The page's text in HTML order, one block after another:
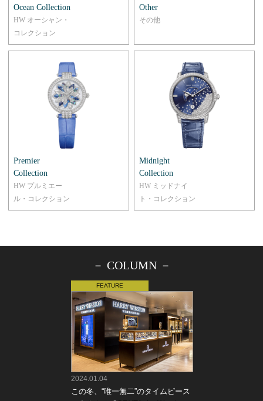
Ocean Collection
HW オーシャン・
コレクション
Other
その他
Premier
Collection
HW プルミエー
ル・コレクション
Midnight
Collection
HW ミッドナイ
ト・コレクション
－ COLUMN －
2024.01.04
この冬、“唯一無二”のタイムピース